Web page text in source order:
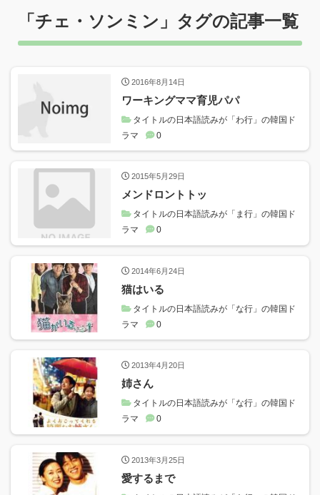
「チェ・ソンミン 」タグの記事一覧
2016年8月14日
ワーキングママ育児パパ
タイトルの日本語読みが「わ行」の韓国ド
ラマ
0
2015年5月29日
メンドロントトッ
タイトルの日本語読みが「ま行」の韓国ド
ラマ
0
2014年6月24日
猫はいる
タイトルの日本語読みが「な行」の韓国ド
ラマ
0
2013年4月20日
姉さん
タイトルの日本語読みが「な行」の韓国ド
ラマ
0
2013年3月25日
愛するまで